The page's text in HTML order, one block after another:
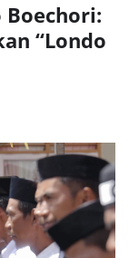
Boechori:
“Londo